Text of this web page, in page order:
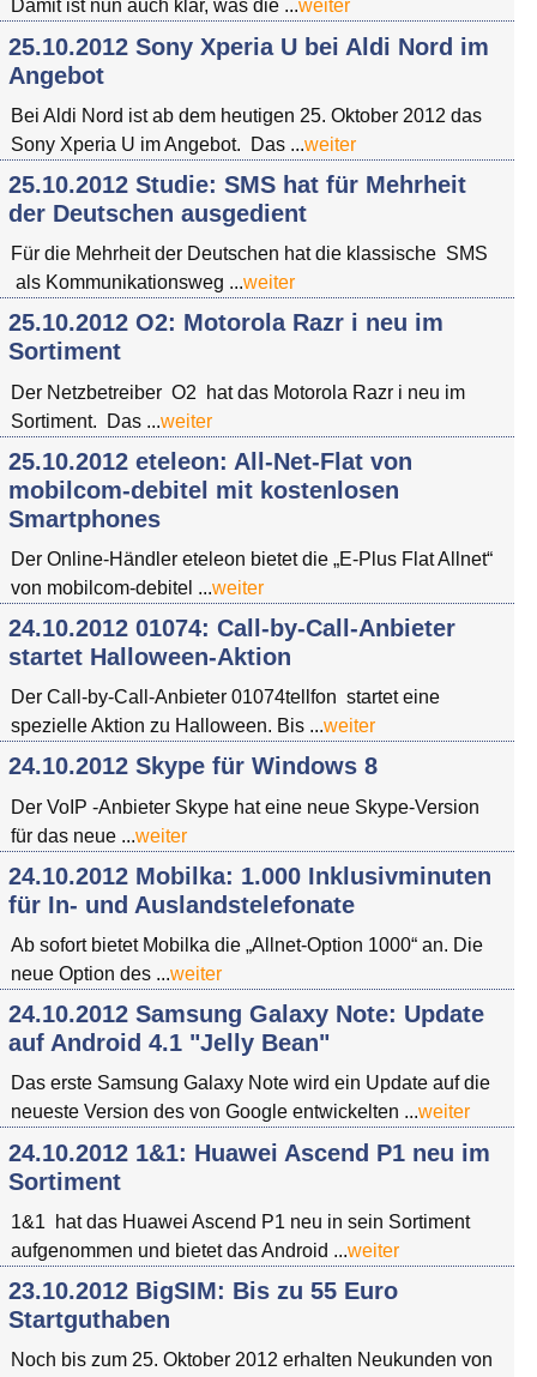
Damit ist nun auch klar, was die ...weiter
25.10.2012 Sony Xperia U bei Aldi Nord im
Angebot
Bei Aldi Nord ist ab dem heutigen 25. Oktober 2012 das
Sony Xperia U im Angebot. Das ...weiter
25.10.2012 Studie: SMS hat für Mehrheit
der Deutschen ausgedient
Für die Mehrheit der Deutschen hat die klassische SMS
als Kommunikationsweg ...weiter
25.10.2012 O2: Motorola Razr i neu im
Sortiment
Der Netzbetreiber O2 hat das Motorola Razr i neu im
Sortiment. Das ...weiter
25.10.2012 eteleon: All-Net-Flat von
mobilcom-debitel mit kostenlosen
Smartphones
Der Online-Händler eteleon bietet die „E-Plus Flat Allnet“
von mobilcom-debitel ...weiter
24.10.2012 01074: Call-by-Call-Anbieter
startet Halloween-Aktion
Der Call-by-Call-Anbieter 01074tellfon startet eine
spezielle Aktion zu Halloween. Bis ...weiter
24.10.2012 Skype für Windows 8
Der VoIP -Anbieter Skype hat eine neue Skype-Version
für das neue ...weiter
24.10.2012 Mobilka: 1.000 Inklusivminuten
für In- und Auslandstelefonate
Ab sofort bietet Mobilka die „Allnet-Option 1000“ an. Die
neue Option des ...weiter
24.10.2012 Samsung Galaxy Note: Update
auf Android 4.1 "Jelly Bean"
Das erste Samsung Galaxy Note wird ein Update auf die
neueste Version des von Google entwickelten ...weiter
24.10.2012 1&1: Huawei Ascend P1 neu im
Sortiment
1&1 hat das Huawei Ascend P1 neu in sein Sortiment
aufgenommen und bietet das Android ...weiter
23.10.2012 BigSIM: Bis zu 55 Euro
Startguthaben
Noch bis zum 25. Oktober 2012 erhalten Neukunden von